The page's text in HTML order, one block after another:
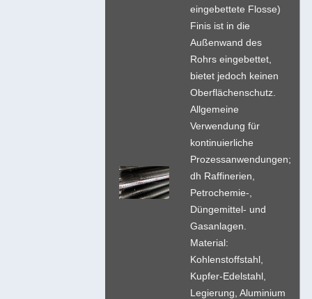
eingebettete Flosse)
Finis ist in die
Außenwand des
Rohrs eingebettet,
bietet jedoch keinen
Oberflächenschutz.
Allgemeine
Verwendung für
kontinuierliche
Prozessanwendungen;
dh Raffinerien,
Petrochemie-,
Düngemittel- und
Gasanlagen.
Material:
Kohlenstoffstahl,
Kupfer-Edelstahl,
Legierung, Aluminium